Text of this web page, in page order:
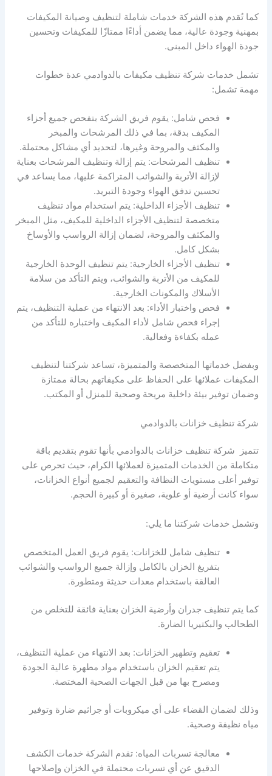
كما تُقدم هذه الشركة خدمات شاملة لتنظيف وصيانة المكيفات
بمهنية وجودة عالية، مما يضمن أداءًا ممتازًا للمكيفات وتحسين
جودة الهواء داخل المبنى.
تشمل خدمات شركة تنظيف مكيفات بالدوادمي عدة خطوات
مهمة تشمل:
فحص شامل: يقوم فريق الشركة بتفحص جميع أجزاء
المكيف بدقة، بما في ذلك المرشحات والمبخر
والمكثف والمروحة وغيرها، لتحديد أي مشاكل محتملة.
تنظيف المرشحات: يتم إزالة وتنظيف المرشحات بعناية
لإزالة الأتربة والشوائب المتراكمة عليها، مما يساعد في
تحسين تدفق الهواء وجودة التبريد.
تنظيف الأجزاء الداخلية: يتم استخدام مواد تنظيف
متخصصة لتنظيف الأجزاء الداخلية للمكيف، مثل المبخر
والمكثف والمروحة، لضمان إزالة الرواسب والأوساخ
بشكل كامل.
تنظيف الأجزاء الخارجية: يتم تنظيف الوحدة الخارجية
للمكيف من الأتربة والشوائب، ويتم التأكد من سلامة
الأسلاك والمكونات الخارجية.
فحص واختبار الأداء: بعد الانتهاء من عملية التنظيف، يتم
إجراء فحص شامل لأداء المكيف واختباره للتأكد من
عمله بكفاءة وفعالية.
وبفضل خدماتها المتخصصة والمتميزة، تساعد شركتنا لتنظيف
المكيفات عملائها على الحفاظ على مكيفاتهم بحالة ممتازة
وضمان توفير بيئة داخلية مريحة وصحية للمنزل أو المكتب.
شركة تنظيف خزانات بالدوادمي
تتميز شركة تنظيف خزانات بالدوادمي بأنها تقوم بتقديم باقة
متكاملة من الخدمات المتميزة لعملائها الكرام، حيث تحرص على
توفير أعلى مستويات النظافة والتعقيم لجميع أنواع الخزانات،
سواء كانت أرضية أو علوية، صغيرة أو كبيرة الحجم.
وتشمل خدمات شركتنا ما يلي:
تنظيف شامل للخزانات: يقوم فريق العمل المتخصص
بتفريغ الخزان بالكامل وإزالة جميع الرواسب والشوائب
العالقة باستخدام معدات حديثة ومتطورة.
كما يتم تنظيف جدران وأرضية الخزان بعناية فائقة للتخلص من
الطحالب والبكتيريا الضارة.
تعقيم وتطهير الخزانات: بعد الانتهاء من عملية التنظيف،
يتم تعقيم الخزان باستخدام مواد مطهرة عالية الجودة
ومصرح بها من قبل الجهات الصحية المختصة.
وذلك لضمان القضاء على أي ميكروبات أو جراثيم ضارة وتوفير
مياه نظيفة وصحية.
معالجة تسربات المياه: تقدم الشركة خدمات الكشف
الدقيق عن أي تسربات محتملة في الخزان وإصلاحها